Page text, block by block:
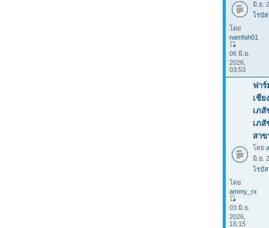
มิ.ย.
โรบั
โดย
namfah01
06 มิ.ย.
2026,
03:53
ฟา
เชีย
เภสั
เภสั
สาข
โดย
มิ.ย.
โรบั
โดย
ammy_rx
03 มิ.ย.
2026,
16:15